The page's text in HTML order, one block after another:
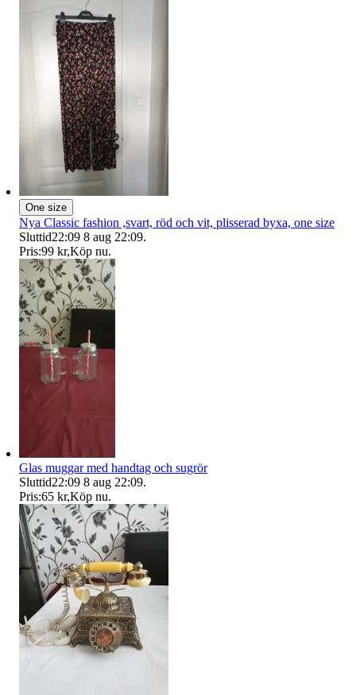
One size
Nya Classic fashion ,svart, röd och vit, plisserad byxa, one size
Sluttid22:09 8 aug 22:09.
Pris:99 kr,Köp nu.
Glas muggar med handtag och sugrör
Sluttid22:09 8 aug 22:09.
Pris:65 kr,Köp nu.